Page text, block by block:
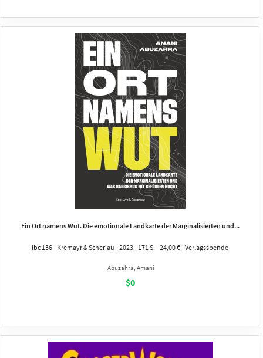
Ein Ort namens Wut. Die emotionale Landkarte der Marginalisierten und...
Ibc 136 - Kremayr & Scheriau - 2023 - 171 S. - 24,00 € - Verlagsspende
Abuzahra, Amani
$0